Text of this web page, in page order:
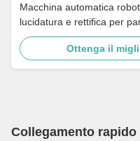
Macchina automatica
lucidatura e rettifica per
rubinetti in ottone,
porte
Ottenga il
Collegamento rapido